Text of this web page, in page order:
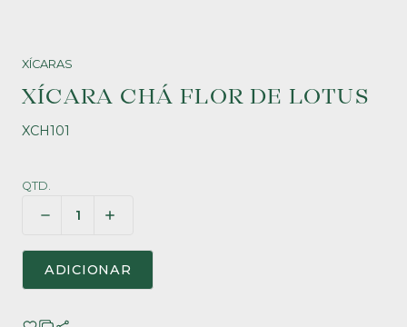
XÍCARAS
XÍCARA CHÁ FLOR DE LOTUS
XCH101
QTD.
ADICIONAR